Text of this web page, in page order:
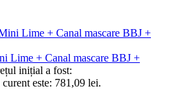
Lime + Canal mascare BBJ +
inițial a fost:
curent este: 781,09 lei.